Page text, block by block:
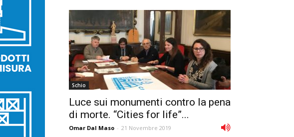
Schio
Luce sui monumenti contro la pena
di morte. “Cities for life”...
Omar Dal Maso - 21 Novembre 2019